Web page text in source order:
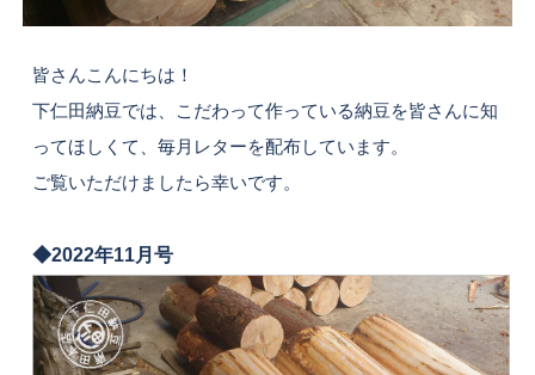
皆さんこんにちは！
下仁田納豆では、こだわって作っている納豆を皆さんに知
ってほしくて、毎月レターを配布しています。
ご覧いただけましたら幸いです。
◆2022年11月号